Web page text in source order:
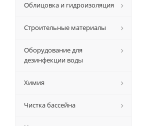
Облицовка и гидроизоляция
Строительные материалы
Оборудование для
дезинфекции воды
Химия
Чистка бассейна